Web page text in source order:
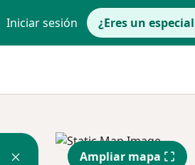
Iniciar sesión ¿Eres un
Ampliar mapa